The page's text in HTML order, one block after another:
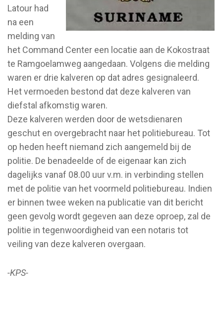
Latour had
na een
melding van
het Command Center een locatie aan de Kokostraat
te Ramgoelamweg aangedaan. Volgens die melding
waren er drie kalveren op dat adres gesignaleerd.
Het vermoeden bestond dat deze kalveren van
diefstal afkomstig waren.
Deze kalveren werden door de wetsdienaren
geschut en overgebracht naar het politiebureau. Tot
op heden heeft niemand zich aangemeld bij de
politie. De benadeelde of de eigenaar kan zich
dagelijks vanaf 08.00 uur v.m. in verbinding stellen
met de politie van het voormeld politiebureau. Indien
er binnen twee weken na publicatie van dit bericht
geen gevolg wordt gegeven aan deze oproep, zal de
politie in tegenwoordigheid van een notaris tot
veiling van deze kalveren overgaan.
-KPS-